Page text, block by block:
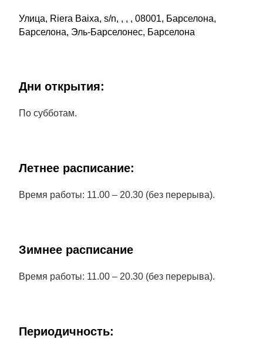
Улица, Riera Baixa, s/n, , , , 08001, Барселона,
Барселона, Эль-Барселонес, Барселона
Дни открытия:
По субботам.
Летнее расписание:
Время работы: 11.00 – 20.30 (без перерыва).
Зимнее расписание
Время работы: 11.00 – 20.30 (без перерыва).
Периодичность: